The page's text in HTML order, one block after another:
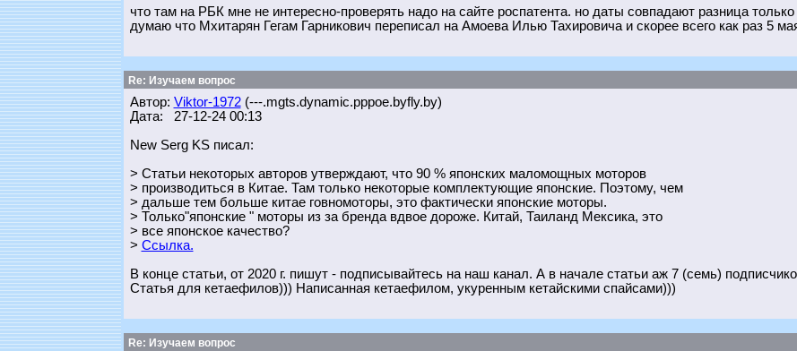
что там на РБК мне не интересно-проверять надо на сайте роспатента. но даты совпадают разница
думаю что Мхитарян Гегам Гарникович переписал на Амоева Илью Тахировича и скорее всего как раз 5
Re: Изучаем вопрос
Автор: Viktor-1972(---.mgts.dynamic.pppoe.byfly.by)
Дата: 27-12-24 00:13
New Serg KS писал:
> Статьи некоторых авторов утверждают, что 90 % японских маломощных моторов
> производиться в Китае. Там только некоторые комплектующие японские. Поэтому, чем
> дальше тем больше китае говномоторы, это фактически японские моторы.
> Только"японские " моторы из за бренда вдвое дороже. Китай, Таиланд Мексика, это
> все японское качество?
> Ссылка.
В конце статьи, от 2020 г. пишут - подписывайтесь на наш канал. А в начале статьи аж 7 (семь)
Статья для кетаефилов))) Написанная кетаефилом, укуренным кетайскими спайсами)))
Re: Изучаем вопрос